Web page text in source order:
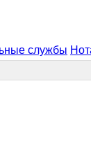
службы